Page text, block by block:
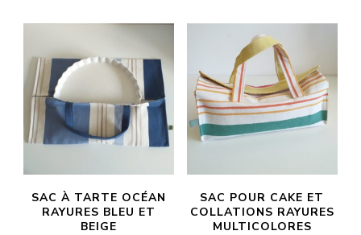
SAC À TARTE OCÉAN
RAYURES BLEU ET
BEIGE
SAC POUR CAKE ET
COLLATIONS RAYURES
MULTICOLORES